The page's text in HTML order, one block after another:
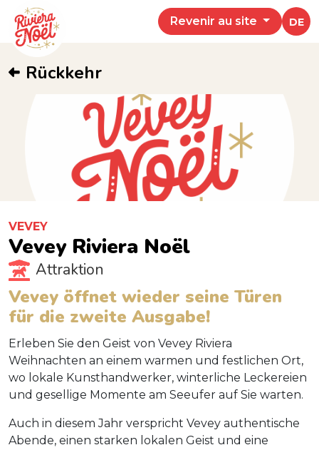
Revenir au site DE
Rückkehr
VEVEY
Vevey Riviera Noël
Attraktion
Vevey öffnet wieder seine Türen
für die zweite Ausgabe!
Erleben Sie den Geist von Vevey Riviera
Weihnachten an einem warmen und festlichen Ort,
wo lokale Kunsthandwerker, winterliche Leckereien
und gesellige Momente am Seeufer auf Sie warten.
Auch in diesem Jahr verspricht Vevey authentische
Abende, einen starken lokalen Geist und eine